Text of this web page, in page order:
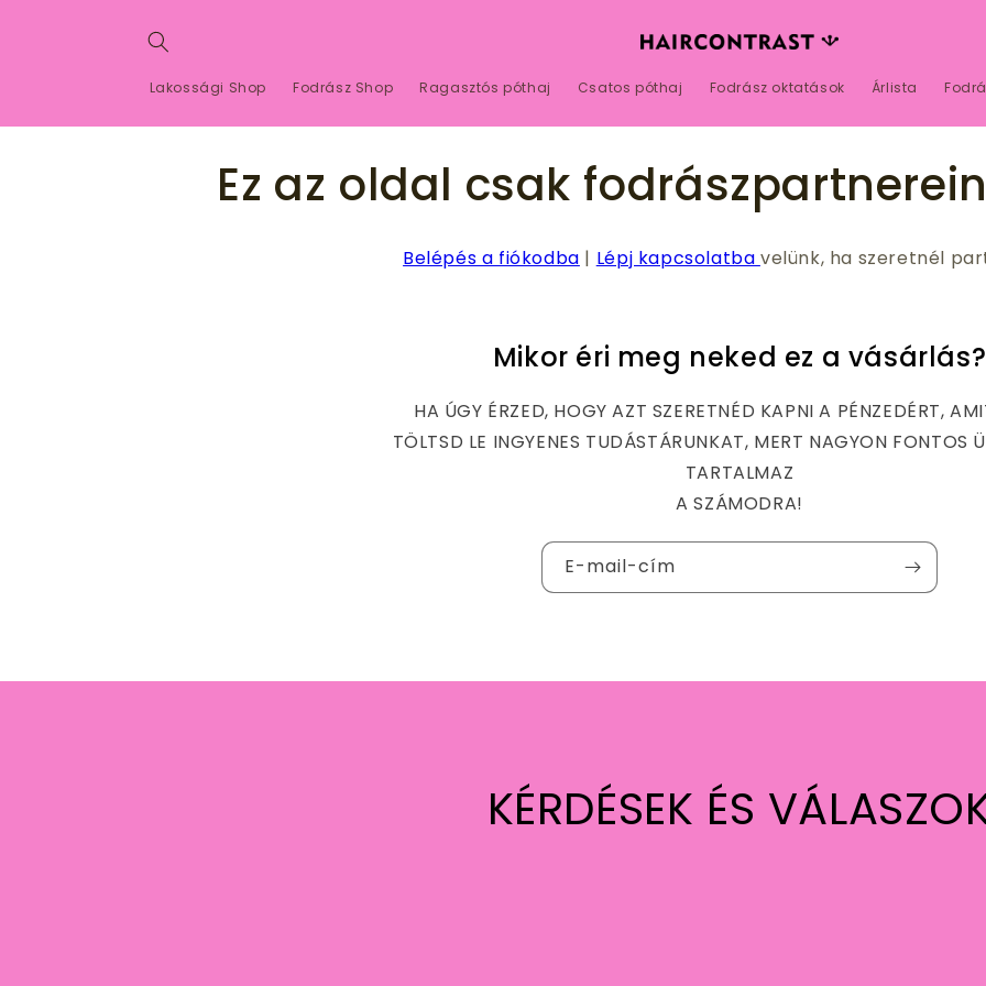
Lakossági Shop Fodrász Shop Ragasztós póthaj Csatos póthaj Fodrász oktatások Árlista
Ez az oldal csak
Belépés a fiókodba | Lépj kapcsolatba velünk, ha szeretnél
Mikor éri meg neked ez a vásárlás?
HA ÚGY ÉRZED, HOGY AZT SZERETNÉD KAPNI A PÉNZEDÉRT,
TÖLTSD LE INGYENES TUDÁSTÁRUNKAT, MERT NAGYON FONTOS
TARTALMAZ
A SZÁMODRA!
E-mail-cím
KÉRDÉSEK ÉS